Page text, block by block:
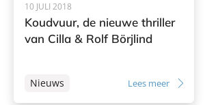
10 JULI 2018
Koudvuur, de nieuwe thriller
van Cilla & Rolf Börjlind
Nieuws Lees meer